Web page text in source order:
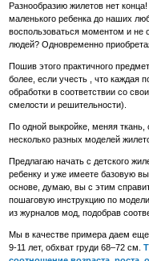
Разнообразию жилетов нет
маленького ребенка до наших
воспользоваться моментом и не
людей? Одновременно
Пошив этого практичного
более, если учесть , что каждая
обработки в соответствии со
смелости и решительности).
По одной выкройке, меняя
несколько разных моделей
Предлагаю начать с детского
ребенку и уже имеете базовую
основе, думаю, вы с этим
пошаговую инструкцию по
из журналов мод, подобрав
Мы в качестве примера даем еще
9-11 лет, обхват груди 68–72 см.